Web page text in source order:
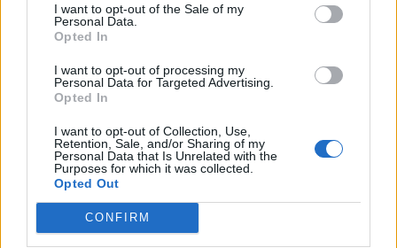
I want to opt-out of the Sale of my
Personal Data.
Opted In
I want to opt-out of processing my
Personal Data for Targeted Advertising.
Opted In
I want to opt-out of Collection, Use,
Retention, Sale, and/or Sharing of my
Personal Data that Is Unrelated with the
Purposes for which it was collected.
Opted Out
CONFIRM
Ασπρόπυργος: Απολογούνται οι συλληφθέντες για